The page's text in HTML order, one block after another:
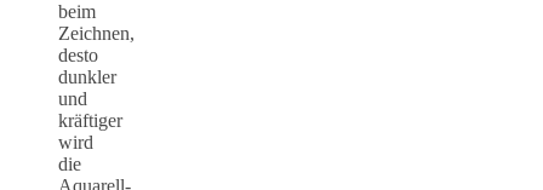
beim
Zeichnen,
desto
dunkler
und
kräftiger
wird
die
Aquarell-